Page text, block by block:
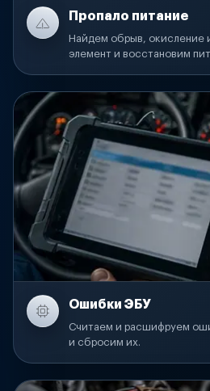
Пропало питание
Найдем обрыв, окисление
элемент и восстановим
Ошибки ЭБУ
Считаем и расшифруем
и сбросим их.